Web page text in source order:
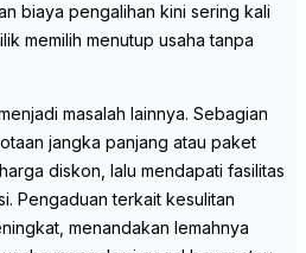
biaya pengalihan kini sering kali
memilih menutup usaha tanpa
masalah lainnya. Sebagian
jangka panjang atau paket
diskon, lalu mendapati fasilitas
Pengaduan terkait kesulitan
menandakan lemahnya